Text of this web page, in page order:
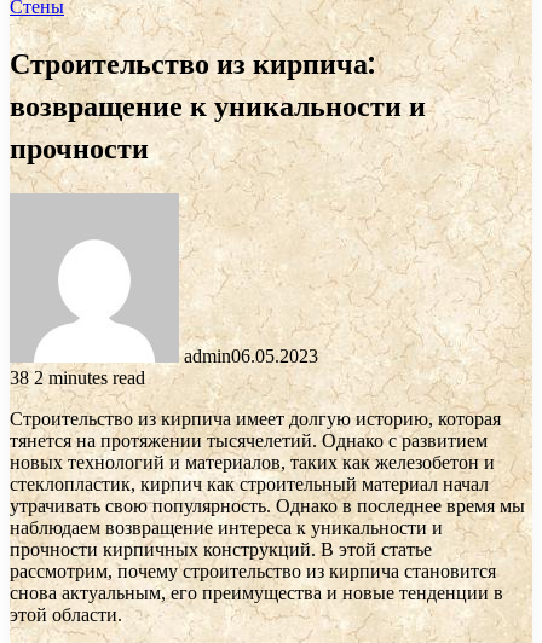
Стены
Строительство из кирпича:
возвращение к уникальности и
прочности
admin06.05.2023
382 minutes read
Строительство из кирпича имеет долгую историю, которая
тянется на протяжении тысячелетий. Однако с развитием
новых технологий и материалов, таких как железобетон и
стеклопластик, кирпич как строительный материал начал
утрачивать свою популярность. Однако в последнее время мы
наблюдаем возвращение интереса к уникальности и
прочности кирпичных конструкций. В этой статье
рассмотрим, почему строительство из кирпича становится
снова актуальным, его преимущества и новые тенденции в
этой области.